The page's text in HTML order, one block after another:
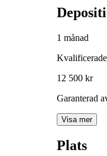
1 månad
12 500 kr
Garanterad
Visa mer
Plats